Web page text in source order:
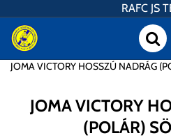
RAFC JS
JOMA VICTORY HOSSZÚ NADRÁG
JOMA VICTORY
(POLÁR)